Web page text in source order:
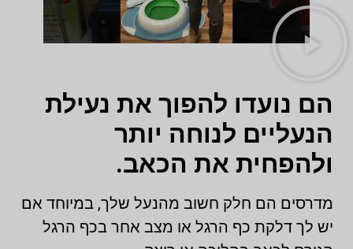
הם נועדו להפוך את נעילת
הנעליים לנוחה יותר
ולהפחית את הכאב.
מדרסים הם חלק חשוב מהנעל שלך, במיוחד אם
יש לך דלקת כף הרגל או מצב אחר בכף הרגל